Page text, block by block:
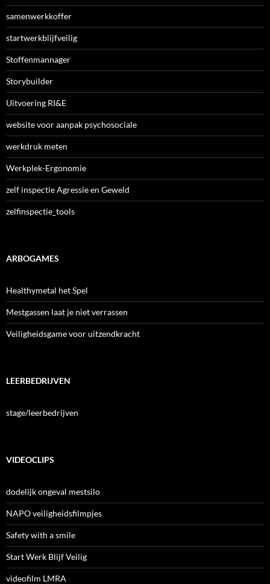
samenwerkkoffer
startwerkblijfveilig
Stoffenmannager
Storybuilder
Uitvoering RI&E
website voor aanpak psychosociale
werkdruk meten
Werkplek-Ergonomie
zelf inspectie Agressie en Geweld
zelfinspectie_tools
ARBOGAMES
Healthymetal het Spel
Mestgassen laat je niet verrassen
Veiligheidsgame voor uitzendkracht
LEERBEDRIJVEN
stage/leerbedrijven
VIDEOCLIPS
dodelijk ongeval mestsilo
NAPO veiligheidsfilmpjes
Safety with a smile
Start Werk Blijf Veilig
videofilm LMRA